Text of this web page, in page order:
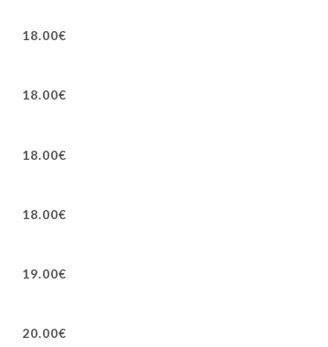
18.00€
18.00€
18.00€
18.00€
19.00€
20.00€